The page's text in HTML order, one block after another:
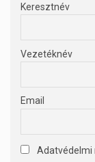
Keresztnév
Vezetéknév
Email
Adatvédelmi